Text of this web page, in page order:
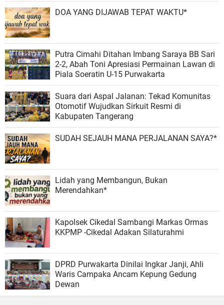
DOA YANG DIJAWAB TEPAT WAKTU*
Putra Cimahi Ditahan Imbang Saraya BB Sari
2-2, Abah Toni Apresiasi Permainan Lawan di
Piala Soeratin U-15 Purwakarta
Suara dari Aspal Jalanan: Tekad Komunitas
Otomotif Wujudkan Sirkuit Resmi di
Kabupaten Tangerang
SUDAH SEJAUH MANA PERJALANAN SAYA?*
Lidah yang Membangun, Bukan
Merendahkan*
Kapolsek Cikedal Sambangi Markas Ormas
KKPMP -Cikedal Adakan Silaturahmi
DPRD Purwakarta Dinilai Ingkar Janji, Ahli
Waris Campaka Ancam Kepung Gedung
Dewan